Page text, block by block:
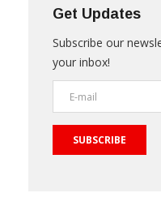
Get Updates
Subscribe our
your inbox!
SUBSCRIBE